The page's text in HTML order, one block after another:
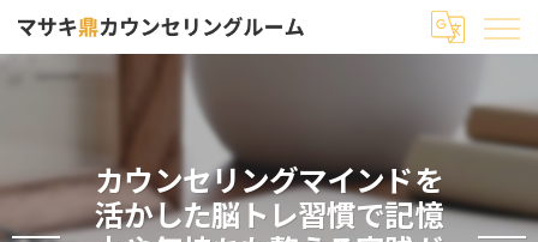
カウンセリングマインドを
活かした脳トレ習慣で記憶